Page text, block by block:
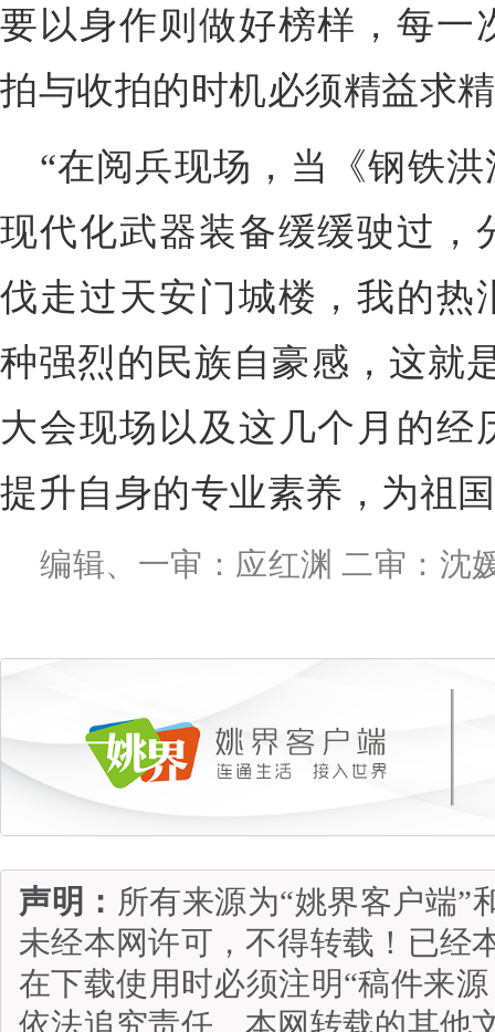
要以身作则做好榜样，每一
拍与收拍的时机必须精益求
“在阅兵现场，当《钢铁
现代化武器装备缓缓驶过，
伐走过天安门城楼，我的热
种强烈的民族自豪感，这就
大会现场以及这几个月的经
提升自身的专业素养，为祖
编辑、一审：应红渊 二审：沈
声明： 所有来源为“姚界客户端”
未经本网许可，不得转载！已经
在下载使用时必须注明“稿件来
依法追究责任。本网转载的其他